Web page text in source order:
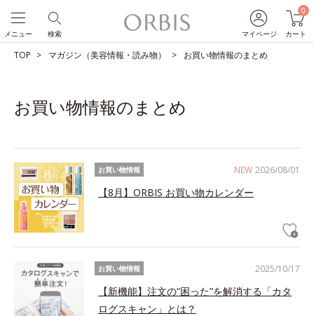
マイページ
0
カート
検索
メニュー
TOP マガジン（美容情報・読み物） お買い物情報のまとめ
お買い物情報のまとめ
NEW 2026/08/01
お買い物情報
【8月】ORBIS お買い物カレンダー
2025/10/17
お買い物情報
【新機能】注文の“困った”を解消する「カタ
ログスキャン」とは？